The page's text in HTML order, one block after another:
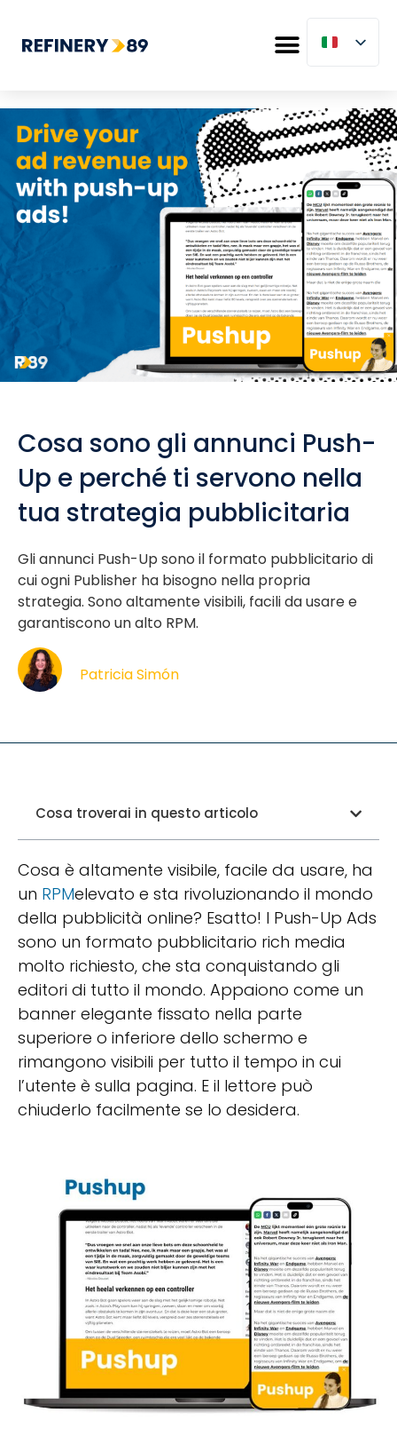
Cosa sono gli annunci Push-
Up e perché ti servono nella
tua strategia pubblicitaria
Gli annunci Push-Up sono il formato pubblicitario di
cui ogni Publisher ha bisogno nella propria
strategia. Sono altamente visibili, facili da usare e
garantiscono un alto RPM.
Patricia Simón
Cosa troverai in questo articolo
Cosa è altamente visibile, facile da usare, ha
un RPMelevato e sta rivoluzionando il mondo
della pubblicità online? Esatto! I Push-Up Ads
sono un formato pubblicitario rich media
molto richiesto, che sta conquistando gli
editori di tutto il mondo. Appaiono come un
banner elegante fissato nella parte
superiore o inferiore dello schermo e
rimangono visibili per tutto il tempo in cui
l’utente è sulla pagina. E il lettore può
chiuderlo facilmente se lo desidera.